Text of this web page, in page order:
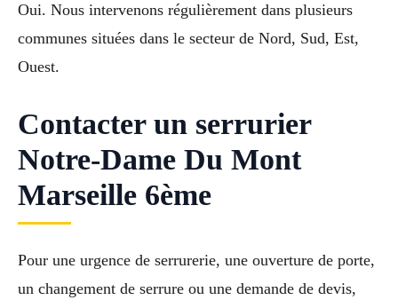
Oui. Nous intervenons régulièrement dans plusieurs
communes situées dans le secteur de Nord, Sud, Est,
Ouest.
Contacter un serrurier
Notre-Dame Du Mont
Marseille 6ème
Pour une urgence de serrurerie, une ouverture de porte,
un changement de serrure ou une demande de devis,